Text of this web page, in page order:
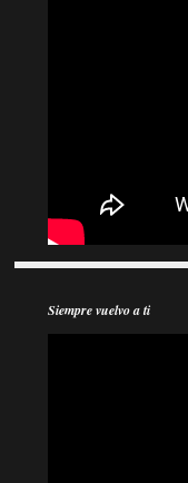
Siempre vuelvo a ti